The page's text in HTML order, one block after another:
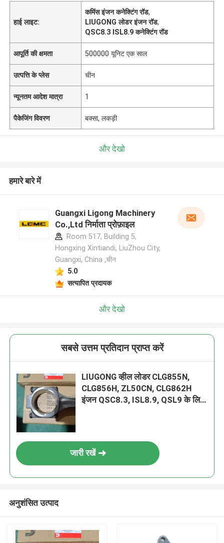
हाई लाइट:
कमिंस इंजन कनेक्टिंग रॉड,
LIUGONG लोडर इंजन रॉड,
QSC8.3 ISL8.9 कनेक्टिंग रॉड
आपूर्ति की क्षमता 500000 यूनिट एक साल
उत्पत्ति के प्लेस चीन
न्यूनतम आदेश मात्रा 1
पैकेजिंग विवरण बक्सा, लकड़ी
और देखो
हमारे बारे में
Guangxi Ligong Machinery
Co.,Ltd निर्माता प्रोफ़ाइल
Room 517, Building 5,
Hongxing Xintiandi, LiuZhou City,
Guangxi, China ,चीन
5.0
सत्यापित प्रदायक
और देखो
सबसे उत्तम प्रतिदान प्राप्त करें
LIUGONG व्हील लोडर CLG855N,
CLG856H, ZL50CN, CLG862H
इंजन QSC8.3, ISL8.9, QSL9 के लिए
जारी रखें
अनुशंसित उत्पाद